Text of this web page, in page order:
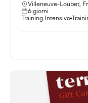
Villeneuve-Loubet,
6 giorni
Training Intensivo